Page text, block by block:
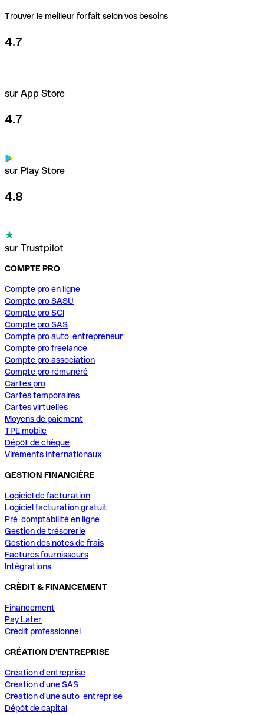
Trouver le meilleur forfait selon vos besoins
4.7
sur App Store
4.7
sur Play Store
4.8
sur Trustpilot
COMPTE PRO
Compte pro en ligne
Compte pro SASU
Compte pro SCI
Compte pro SAS
Compte pro auto-entrepreneur
Compte pro freelance
Compte pro association
Compte pro rémunéré
Cartes pro
Cartes temporaires
Cartes virtuelles
Moyens de paiement
TPE mobile
Dépôt de chèque
Virements internationaux
GESTION FINANCIÈRE
Logiciel de facturation
Logiciel facturation gratuit
Pré-comptabilité en ligne
Gestion de trésorerie
Gestion des notes de frais
Factures fournisseurs
Intégrations
CRÈDIT & FINANCEMENT
Financement
Pay Later
Crédit professionnel
CRÉATION D'ENTREPRISE
Création d'entreprise
Création d'une SAS
Création d'une auto-entreprise
Dépôt de capital